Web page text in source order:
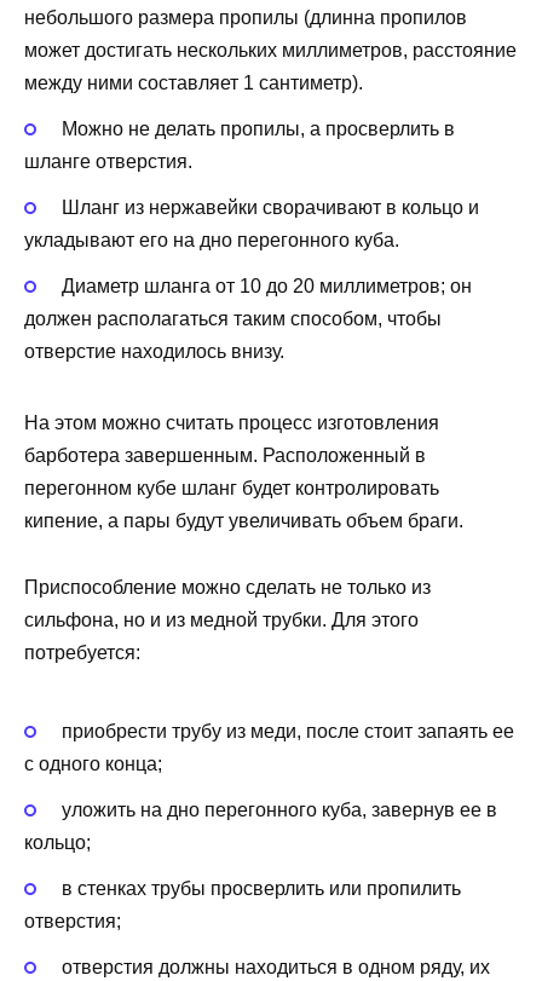
небольшого размера пропилы (длинна пропилов
может достигать нескольких миллиметров, расстояние
между ними составляет 1 сантиметр).
Можно не делать пропилы, а просверлить в
шланге отверстия.
Шланг из нержавейки сворачивают в кольцо и
укладывают его на дно перегонного куба.
Диаметр шланга от 10 до 20 миллиметров; он
должен располагаться таким способом, чтобы
отверстие находилось внизу.
На этом можно считать процесс изготовления
барботера завершенным. Расположенный в
перегонном кубе шланг будет контролировать
кипение, а пары будут увеличивать объем браги.
Приспособление можно сделать не только из
сильфона, но и из медной трубки. Для этого
потребуется:
приобрести трубу из меди, после стоит запаять ее
с одного конца;
уложить на дно перегонного куба, завернув ее в
кольцо;
в стенках трубы просверлить или пропилить
отверстия;
отверстия должны находиться в одном ряду, их